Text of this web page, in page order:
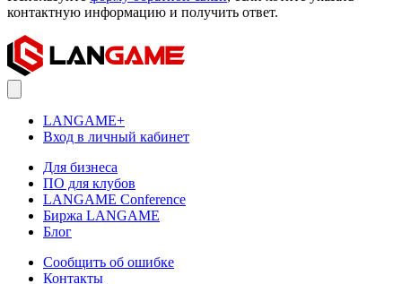
контактную информацию и получить ответ.
LANGAME+
Вход в личный кабинет
Для бизнеса
ПО для клубов
LANGAME Conference
Биржа LANGAME
Блог
Сообщить об ошибке
Контакты